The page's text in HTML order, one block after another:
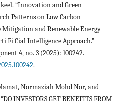
“Innovation and Green
Patterns on Low Carbon
Mitigation and Renewable Energy
Fi Cial Intelligence Approach.”
4, no. 3 (2025): 100242.
.
Normaziah Mohd Nor, and
INVESTORS GET BENEFITS FROM